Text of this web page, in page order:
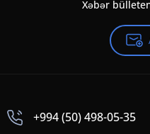
Xəbər
+994 (50) 498-05-35